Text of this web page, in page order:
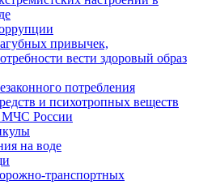
привычек,
вести здоровый образ
потребления
и психотропных веществ
МЧС России
на воде
транспортных